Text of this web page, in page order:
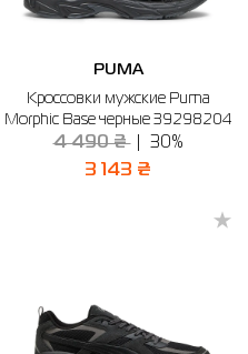
PUMA
Кроссовки мужские Puma
Morphic Base черные 39298204
4 490 ₴ 30%
3 143 ₴